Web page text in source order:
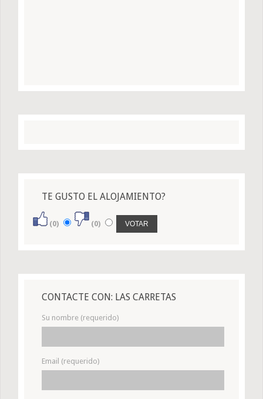
TE GUSTO EL ALOJAMIENTO?
(0) (0)
CONTACTE CON: LAS CARRETAS
Su nombre (requerido)
Email (requerido)